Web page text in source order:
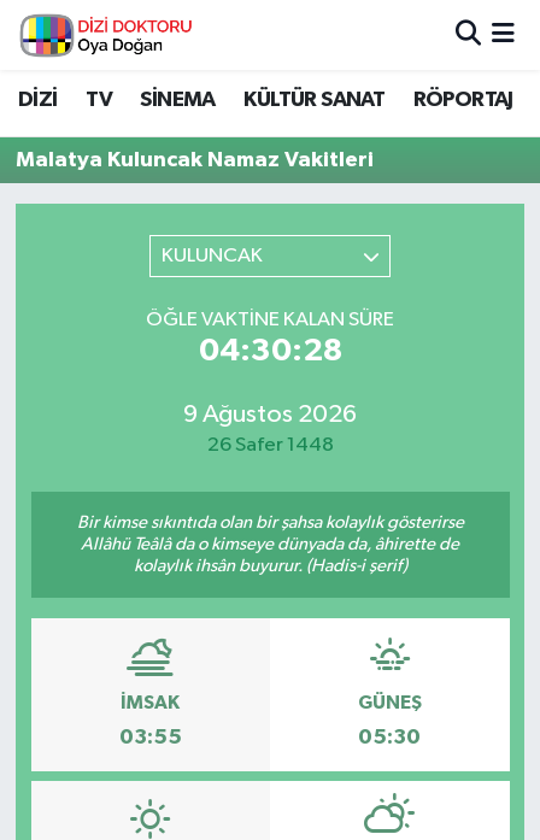
DİZİ TV SİNEMA KÜLTÜR SANAT RÖPORTAJ
Malatya Kuluncak Namaz Vakitleri
KULUNCAK
ÖĞLE VAKTINE KALAN SÜRE
04:30:28
9 Ağustos 2026
26 Safer 1448
Bir kimse sıkıntıda olan bir şahsa kolaylık gösterirse
Allâhü Teâlâ da o kimseye dünyada da, âhirette de
kolaylık ihsân buyurur. (Hadis-i şerif)
İMSAK
03:55
GÜNEŞ
05:30
İstanbul Nöbetçi Eczaneler
İstanbul Hava Durumu
İstanbul Trafik Yoğunluk Haritası
Süper Lig Puan Durumu ve Fikstür
Haber Arşivi